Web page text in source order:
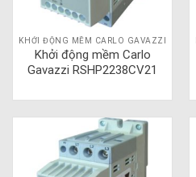
KHỞI ĐỘNG MỀM CARLO GAVAZZI
Khởi động mềm Carlo
Gavazzi RSHP2238CV21